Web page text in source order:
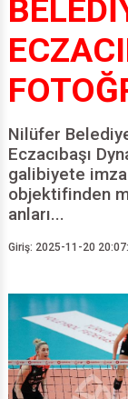
Nilüfer
Eczacıbaşı
galibiyete imza
objektifinden
anları...
Giriş: 2025-11-20